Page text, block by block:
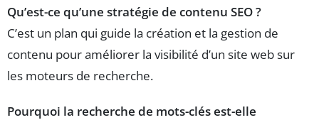
Qu’est-ce qu’une stratégie de contenu SEO ?
C’est un plan qui guide la création et la gestion de
contenu pour améliorer la visibilité d’un site web sur
les moteurs de recherche.
Pourquoi la recherche de mots-clés est-elle